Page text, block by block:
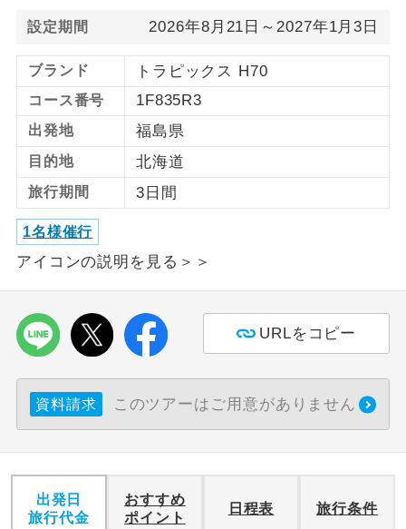
設定期間 2026年8月21日～2027年1月3日
ブランド トラピックス H70
コース番号 1F835R3
出発地 福島県
目的地 北海道
旅行期間 3日間
1名様催行
アイコンの説明を見る＞＞
URLをコピー
資料請求 このツアーはご用意がありません
出発日
旅行代金
おすすめ
ポイント
日程表 旅行条件
女性限定
す。
年齢制限あり
ご参加にあたり年齢に制限があるコース
です。
航空会社指定
利用航空会社が指定なので、ご出発の計
画にとても便利です。
ホテル指定
ご紹介するホテルを指定したコースで
す。
おひとり様バ
ス2席利用
す。